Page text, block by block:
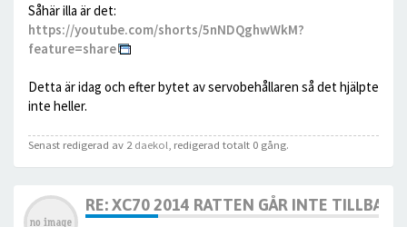
Såhär illa är det:
https://youtube.com/shorts/5nNDQghwWkM?
feature=share
Detta är idag och efter bytet av servobehållaren så det hjälpte
inte heller.
Senast redigerad av 2daekol, redigerad totalt 0 gång.
RE: XC70 2014 RATTEN GÅR INTE TILLBAKA